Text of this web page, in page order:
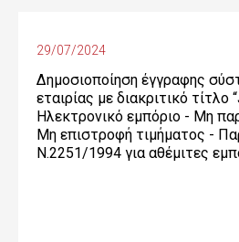
29/07/2024
Δημοσιοποίηση έγγραφης
εταιρίας με διακριτικό τίτλο
Ηλεκτρονικό εμπόριο - Μη
Μη επιστροφή τιμήματος -
Ν.2251/1994 για αθέμιτες